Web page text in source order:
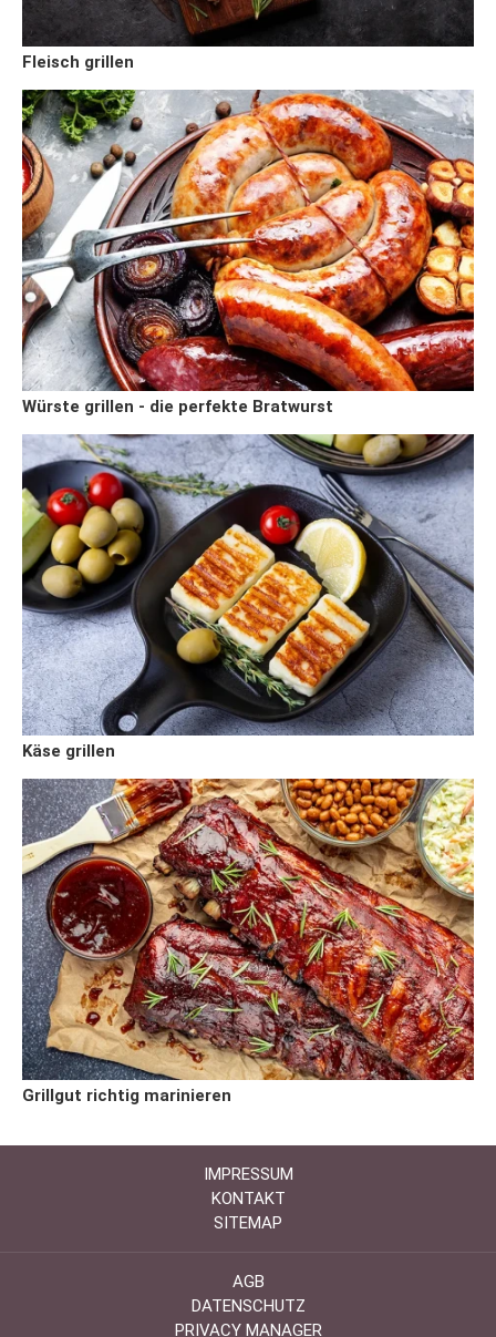
Fleisch grillen
Würste grillen - die perfekte Bratwurst
Käse grillen
Grillgut richtig marinieren
IMPRESSUM
KONTAKT
SITEMAP
AGB
DATENSCHUTZ
PRIVACY MANAGER